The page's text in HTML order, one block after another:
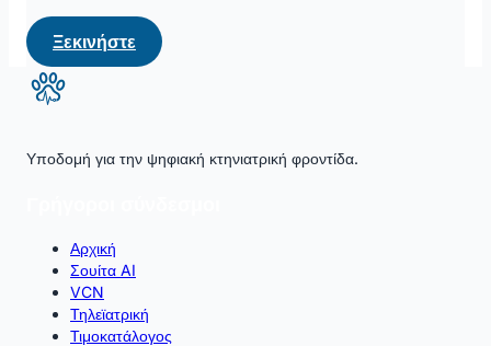
Ξεκινήστε
Υποδομή για την ψηφιακή κτηνιατρική φροντίδα.
Αρχική
Σουίτα AI
VCN
Τηλεϊατρική
Τιμοκατάλογος